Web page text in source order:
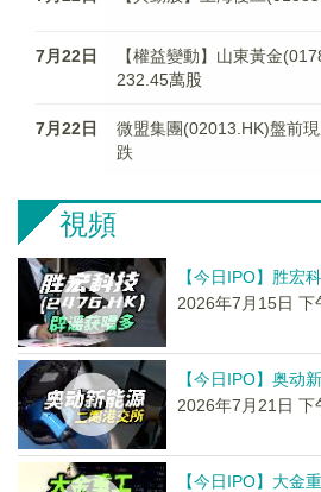
7月22日
【權益變動】山東黃金
232.45萬股
7月22日
微盟集團(02013.HK)盤前
跌
視頻
【今日IPO】胜宏
2026年7月15日 下
【今日IPO】奥动
2026年7月21日 下
【今日IPO】大金